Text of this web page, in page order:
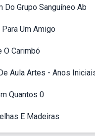
Do Grupo Sanguíneo Ab
Um Amigo
O Carimbó
Aula Artes - Anos
Quantos 0
E Madeiras